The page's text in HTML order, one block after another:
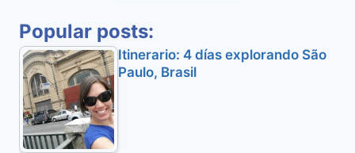
Popular posts:
Itinerario: 4 días explorando São
Paulo, Brasil